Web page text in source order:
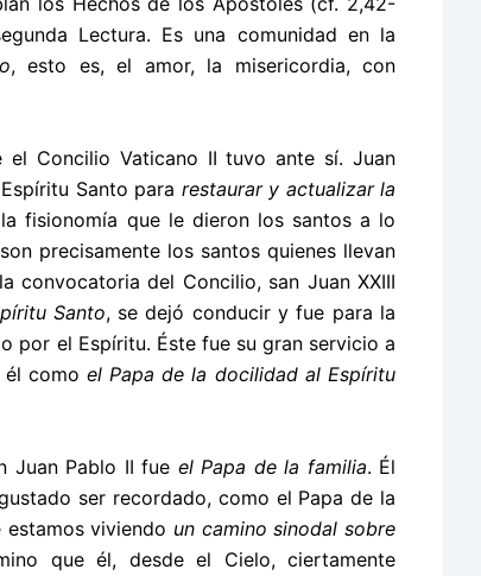
Lectura. Es una comunidad en la
, esto es, el amor, la misericordia, con
Concilio Vaticano II tuvo ante sí. Juan
Santo para restaurar y actualizar la
fisionomía que le dieron los santos a lo
precisamente los santos quienes llevan
convocatoria del Concilio, san Juan XXIII
Santo, se dejó conducir y fue para la
por el Espíritu. Éste fue su gran servicio a
él como el Papa de la docilidad al Espíritu
Juan Pablo II fue el Papa de la familia. Él
ser recordado, como el Papa de la
viviendo un camino sinodal sobre
que él, desde el Cielo, ciertamente